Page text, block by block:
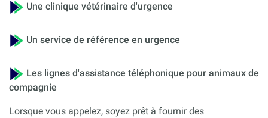
Une clinique vétérinaire d'urgence
Un service de référence en urgence
Les lignes d'assistance téléphonique pour animaux de
compagnie
Lorsque vous appelez, soyez prêt à fournir des